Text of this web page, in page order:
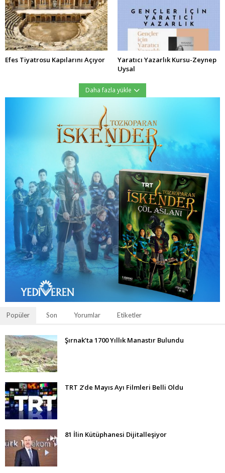
Efes Tiyatrosu Kapılarını Açıyor
Yaratıcı Yazarlık Kursu-Zeynep
Uysal
Daha fazla yükle
Popüler Son Yorumlar Etiketler
Şırnak’ta 1700 Yıllık Manastır Bulundu
TRT 2’de Mayıs Ayı Filmleri Belli Oldu
81 İlin Kütüphanesi Dijitalleşiyor